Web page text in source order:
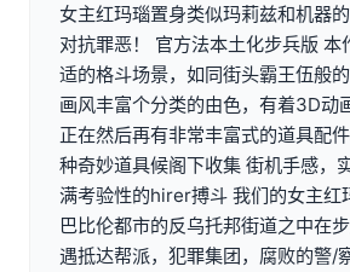
女主红玛瑙置身类似玛莉兹和机器
对抗罪恶！ 官方法本土化步兵版 本
适的格斗场景，如同街头霸王伍般
画风丰富个分类的由色，有着3D动
正在然后再有非常丰富式的道具配
种奇妙道具候阁下收集 街机手感，
满考验性的hirer搏斗 我们的女主红
巴比伦都市的反乌托邦街道之中在
遇抵达帮派，犯罪集团，腐败的警/